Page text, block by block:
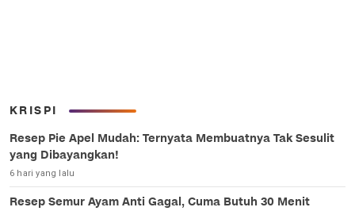
KRISPI
Resep Pie Apel Mudah: Ternyata Membuatnya Tak Sesulit
yang Dibayangkan!
6 hari yang lalu
Resep Semur Ayam Anti Gagal, Cuma Butuh 30 Menit